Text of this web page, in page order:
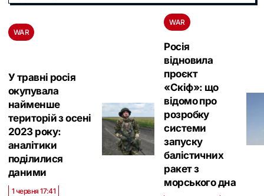
WAR
У травні росія
окупувала
найменше
територій з осені
2023 року:
аналітики
поділилися
даними
1 червня 17:41
WAR
Росія
відновила
проєкт
«Скіф»: що
відомо про
розробку
системи
запуску
балістичних
ракет з
морського дна